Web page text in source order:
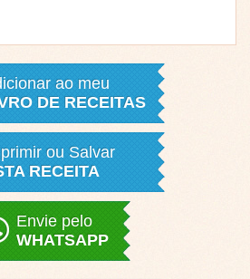
ao meu
DE RECEITAS
ou Salvar
RECEITA
Envie pelo
WHATSAPP